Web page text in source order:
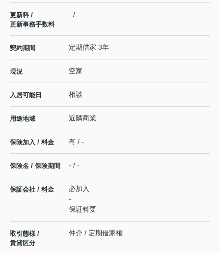
更新料 /
更新事務手数料
- / -
契約期間 定期借家 3年
現況 空家
入居可能日 相談
用途地域 近隣商業
保険加入 / 料金 有 / -
保険名 / 保険期間 - / -
保証会社 / 料金
必加入
-
保証料要
取引態様 /
賃貸区分
仲介 / 定期借家権